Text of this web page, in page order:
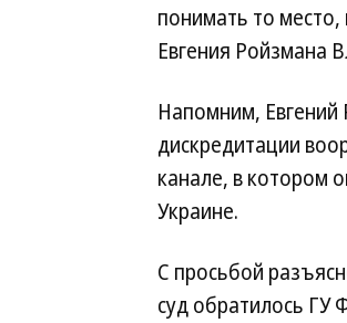
понимать то
Евгения Ройзмана
Напомним, Евгений
дискредитации
канале, в котором
Украине.
С просьбой
суд обратилось ГУ